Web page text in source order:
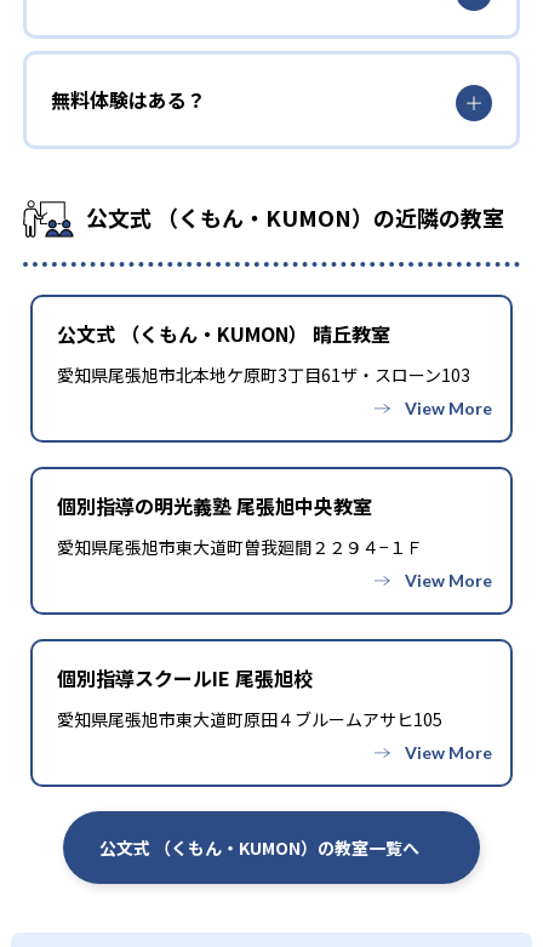
無料体験はある？
公文式 （くもん・KUMON）の近隣の教室
公文式 （くもん・KUMON） 晴丘教室
愛知県尾張旭市北本地ケ原町3丁目61ザ・スローン103
個別指導の明光義塾 尾張旭中央教室
愛知県尾張旭市東大道町曽我廻間２２９４−１Ｆ
個別指導スクールIE 尾張旭校
愛知県尾張旭市東大道町原田４ブルームアサヒ105
公文式 （くもん・KUMON）の教室一覧へ